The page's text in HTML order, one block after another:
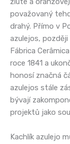
považovaný
drahý. Přímo v
azulejos,
Fábrica
roce 1841 a
honosí značná
azulejos stále
bývají
projektů jako
Kachlík azulejo